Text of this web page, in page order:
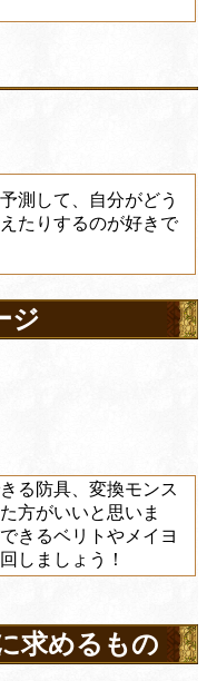
測して、自分がどう
たりするのが好きで
ジ
る防具、変換モンス
方がいいと思いま
きるベリトやメイヨ
しましょう！
求めるもの